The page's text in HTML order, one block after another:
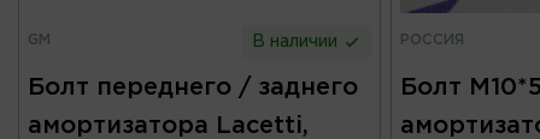
GM В наличии
Болт переднего / заднего
амортизатора Lacetti,
РОССИЯ
Болт